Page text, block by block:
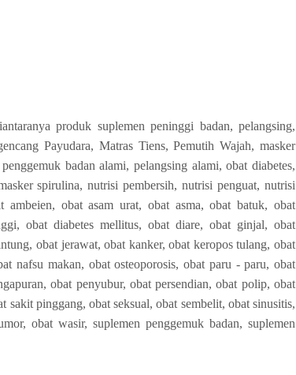
produk suplemen peninggi badan, pelangsing,
Payudara, Matras Tiens, Pemutih Wajah, masker
badan alami, pelangsing alami, obat diabetes,
spirulina, nutrisi pembersih, nutrisi penguat, nutrisi
ambeien, obat asam urat, obat asma, obat batuk, obat
obat diabetes mellitus, obat diare, obat ginjal, obat
obat jerawat, obat kanker, obat keropos tulang, obat
nafsu makan, obat osteoporosis, obat paru - paru, obat
obat penyubur, obat persendian, obat polip, obat
sakit pinggang, obat seksual, obat sembelit, obat sinusitis,
obat wasir, suplemen penggemuk badan, suplemen